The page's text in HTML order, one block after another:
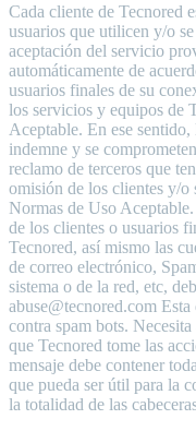
Cada cliente de Tecnored
usuarios que utilicen y/o
aceptación del servicio
automáticamente de
usuarios finales de su
los servicios y equipos de
Aceptable. En ese
indemne y se
reclamo de terceros que
omisión de los clientes y/o
Normas de Uso
de los clientes o usuarios
Tecnored, así mismo las
de correo electrónico,
sistema o de la red, etc,
abuse@tecnored.com
contra spam bots.
que Tecnored tome las
mensaje debe contener
que pueda ser útil para la
la totalidad de las